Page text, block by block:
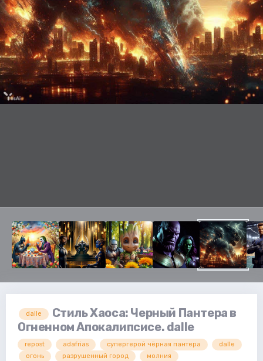
dalle
Стиль Хаоса: Черный Пантера в
Огненном Апокалипсисе. dalle
repost adafrias супергерой чёрная пантера
dalle
огонь
разрушенный город
молния